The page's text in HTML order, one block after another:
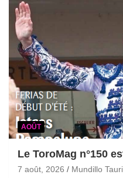
AOÛT
Le ToroMag n°150
7 août, 2026 Mundillo